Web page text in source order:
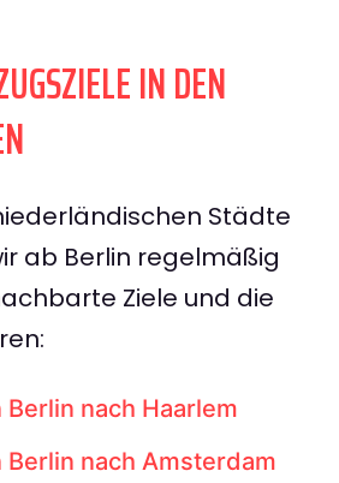
IN DEN
Städte
ab Berlin regelmäßig
Ziele und die
Berlin nach Haarlem
Berlin nach Amsterdam